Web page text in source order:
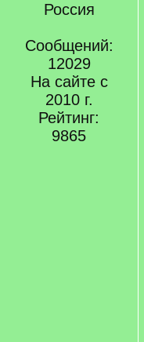
Россия
Сообщений:
12029
На сайте с
2010 г.
Рейтинг:
9865